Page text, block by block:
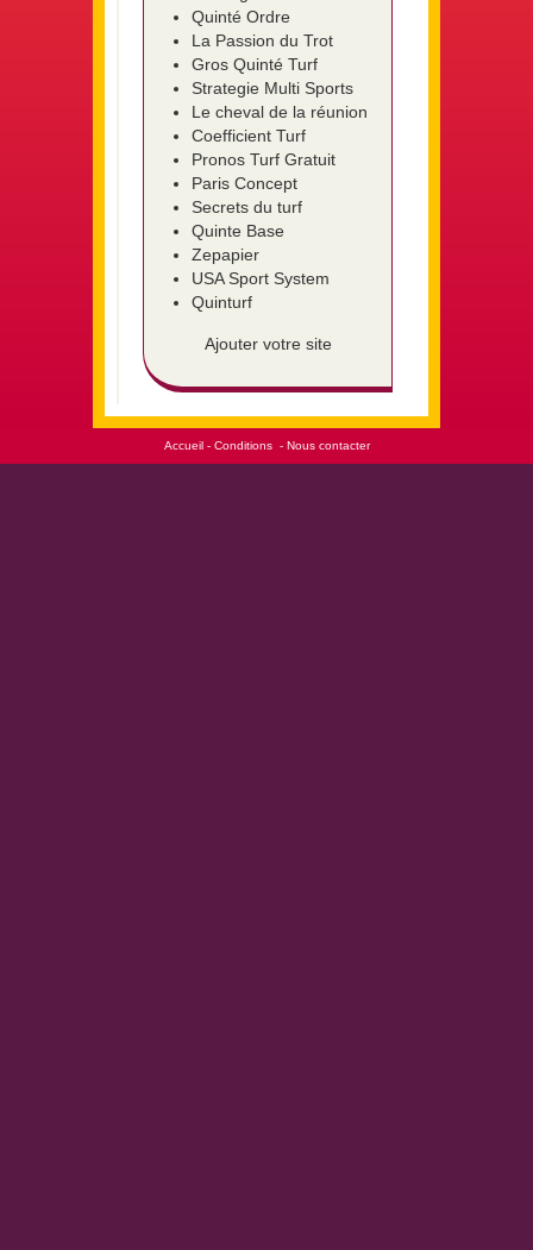
Quinté Ordre
La Passion du Trot
Gros Quinté Turf
Strategie Multi Sports
Le cheval de la réunion
Coefficient Turf
Pronos Turf Gratuit
Paris Concept
Secrets du turf
Quinte Base
Zepapier
USA Sport System
Quinturf
Ajouter votre site
Accueil- Conditions- Nous contacter